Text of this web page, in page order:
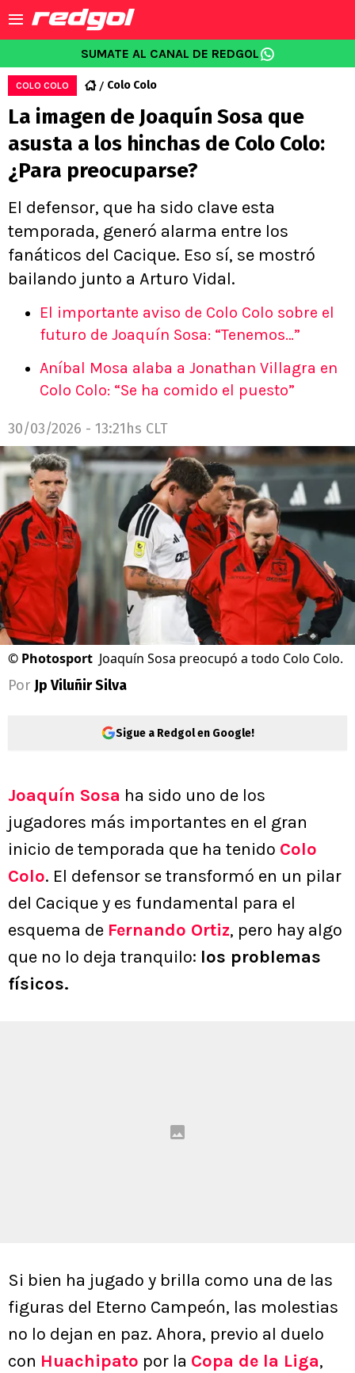
SUMATE AL CANAL DE REDGOL
COLO COLO Colo Colo
La imagen de Joaquín Sosa que
asusta a los hinchas de Colo Colo:
¿Para preocuparse?
El defensor, que ha sido clave esta
temporada, generó alarma entre los
fanáticos del Cacique. Eso sí, se mostró
bailando junto a Arturo Vidal.
El importante aviso de Colo Colo sobre el
futuro de Joaquín Sosa: “Tenemos…”
Aníbal Mosa alaba a Jonathan Villagra en
Colo Colo: “Se ha comido el puesto”
30/03/2026 - 13:21hs CLT
© Photosport Joaquín Sosa preocupó a todo Colo Colo.
Por Jp Viluñir Silva
Sigue a Redgol en Google!
Joaquín Sosa ha sido uno de los
jugadores más importantes en el gran
inicio de temporada que ha tenido Colo
Colo. El defensor se transformó en un pilar
del Cacique y es fundamental para el
esquema de Fernando Ortiz, pero hay algo
que no lo deja tranquilo: los problemas
físicos.
Si bien ha jugado y brilla como una de las
figuras del Eterno Campeón, las molestias
no lo dejan en paz. Ahora, previo al duelo
con Huachipato por la Copa de la Liga,